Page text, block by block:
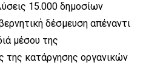
15.000 δημοσίων
δέσμευση απέναντι
μέσου της
της κατάργησης οργανικών